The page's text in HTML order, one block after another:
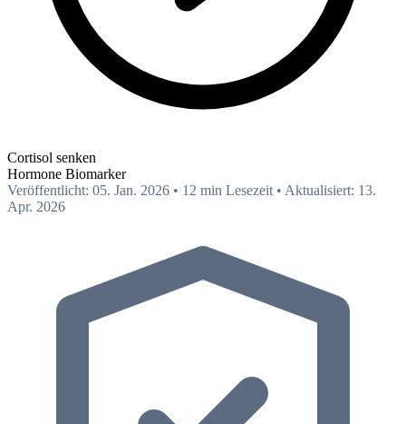
Cortisol senken
Hormone Biomarker
Veröffentlicht: 05. Jan. 2026 • 12 min Lesezeit • Aktualisiert: 13.
Apr. 2026